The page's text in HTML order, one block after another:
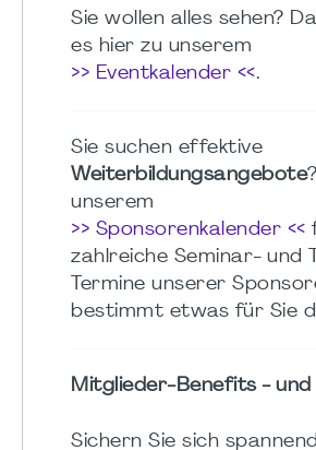
Sie wollen alles sehen?
es hier zu unserem
>> Eventkalender <<.
Sie suchen effektive
Weiterbildungsangebote
unserem
>> Sponsorenkalender <<
zahlreiche Seminar- und
Termine unserer
bestimmt etwas für Sie
Mitglieder-Benefits - und
Sichern Sie sich